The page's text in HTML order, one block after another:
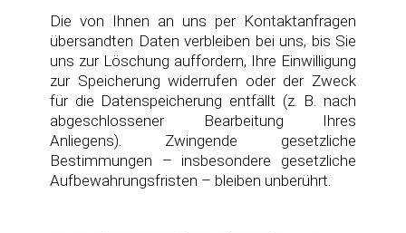
Die von Ihnen an uns per Kontaktanfragen
übersandten Daten verbleiben bei uns, bis Sie
uns zur Löschung auffordern, Ihre Einwilligung
zur Speicherung widerrufen oder der Zweck
für die Datenspeicherung entfällt (z. B. nach
abgeschlossener Bearbeitung Ihres
Anliegens). Zwingende gesetzliche
Bestimmungen – insbesondere gesetzliche
Aufbewahrungsfristen – bleiben unberührt.